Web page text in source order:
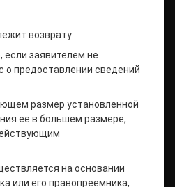
возврату:
если заявителем не
о предоставлении сведений
размер установленной
ее в большем размере,
на основании
или его правопреемника,